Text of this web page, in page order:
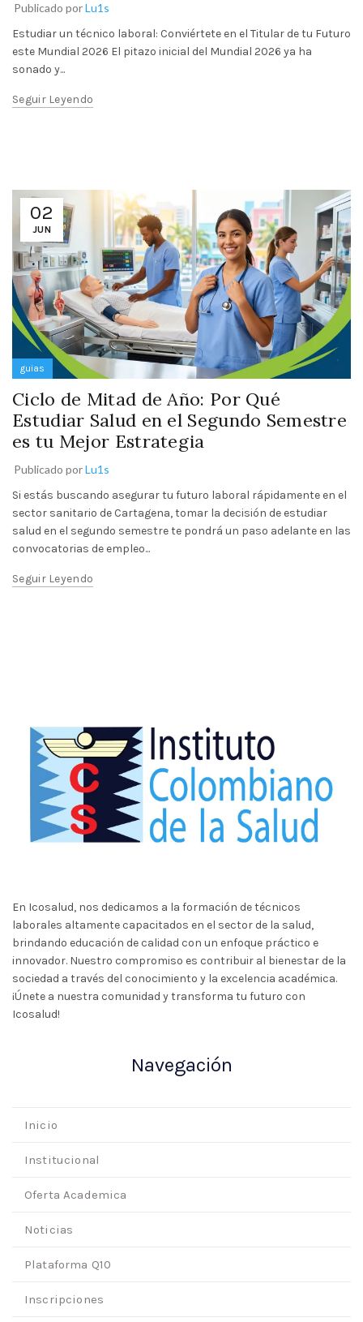
Publicado porLu1s
Estudiar un técnico laboral: Conviértete en el Titular de tu Futuro
este Mundial 2026 El pitazo inicial del Mundial 2026 ya ha
sonado y...
Seguir Leyendo
02
JUN
guias
Ciclo de Mitad de Año: Por Qué
Estudiar Salud en el Segundo Semestre
es tu Mejor Estrategia
Publicado porLu1s
Si estás buscando asegurar tu futuro laboral rápidamente en el
sector sanitario de Cartagena, tomar la decisión de estudiar
salud en el segundo semestre te pondrá un paso adelante en las
convocatorias de empleo...
Seguir Leyendo
En Icosalud, nos dedicamos a la formación de técnicos
laborales altamente capacitados en el sector de la salud,
brindando educación de calidad con un enfoque práctico e
innovador. Nuestro compromiso es contribuir al bienestar de la
sociedad a través del conocimiento y la excelencia académica.
¡Únete a nuestra comunidad y transforma tu futuro con
Icosalud!
Navegación
Inicio
Institucional
Oferta Academica
Noticias
Plataforma Q10
Inscripciones